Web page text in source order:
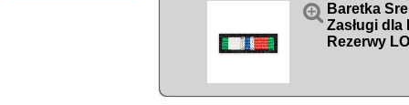
 Baretka
Zasługi dla
Rezerwy